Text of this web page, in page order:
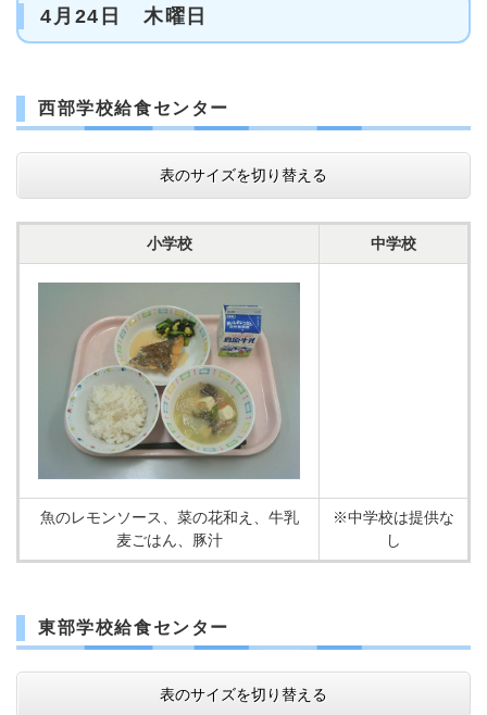
4月24日 木曜日
西部学校給食センター
表のサイズを切り替える
小学校 中学校
魚のレモンソース、菜の花和え、牛乳
麦ごはん、豚汁
※中学校は提供な
し
東部学校給食センター
表のサイズを切り替える